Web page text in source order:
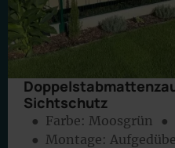
Sichtschutz
● Farbe: Moosgrün
●
● Montage: